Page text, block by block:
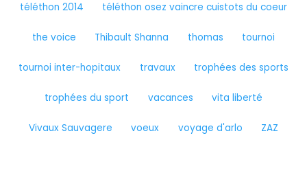
téléthon 2014 téléthon osez vaincre cuistots du coeur
the voice Thibault Shanna thomas tournoi
tournoi inter-hopitaux travaux trophées des sports
trophées du sport vacances vita liberté
Vivaux Sauvagere voeux voyage d'arlo ZAZ